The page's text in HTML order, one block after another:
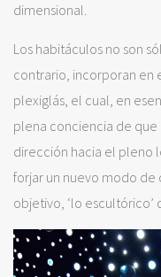
dimensional.
Los habitáculos no son
contrario, incorporan en
plexiglás, el cual, en
plena conciencia de que
dirección hacia el pleno
forjar un nuevo modo de
objetivo, ‘lo escultórico’